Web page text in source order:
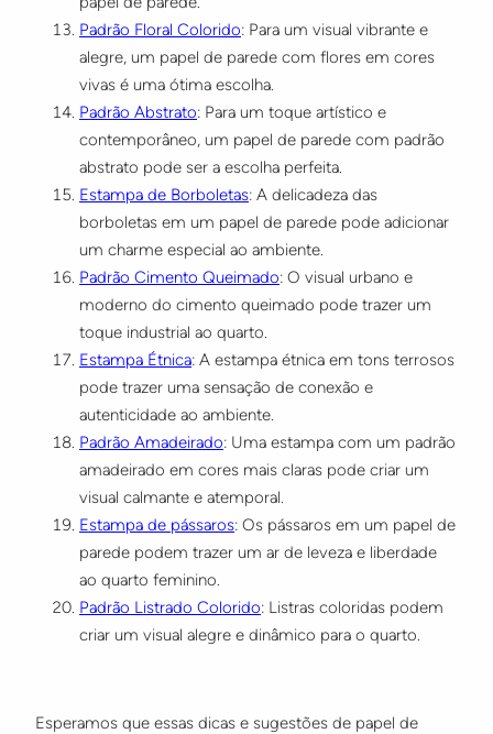
Padrão Floral Colorido: Para um visual vibrante e
alegre, um papel de parede com flores em cores
vivas é uma ótima escolha.
Padrão Abstrato: Para um toque artístico e
contemporâneo, um papel de parede com padrão
abstrato pode ser a escolha perfeita.
Estampa de Borboletas: A delicadeza das
borboletas em um papel de parede pode adicionar
um charme especial ao ambiente.
Padrão Cimento Queimado: O visual urbano e
moderno do cimento queimado pode trazer um
toque industrial ao quarto.
Estampa Étnica: A estampa étnica em tons terrosos
pode trazer uma sensação de conexão e
autenticidade ao ambiente.
Padrão Amadeirado: Uma estampa com um padrão
amadeirado em cores mais claras pode criar um
visual calmante e atemporal.
Estampa de pássaros: Os pássaros em um papel de
parede podem trazer um ar de leveza e liberdade
ao quarto feminino.
Padrão Listrado Colorido: Listras coloridas podem
criar um visual alegre e dinâmico para o quarto.
Esperamos que essas dicas e sugestões de papel de